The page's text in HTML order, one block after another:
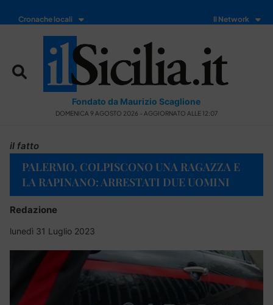
Cronache locali Il Network
Fondato da Maurizio Scaglione
DOMENICA 9 AGOSTO 2026 - AGGIORNATO ALLE 12:07
il fatto
PALERMO, COLPISCONO UNA RAGAZZA E
LA RAPINANO: ARRESTATI DUE UOMINI
Redazione
lunedì 31 Luglio 2023